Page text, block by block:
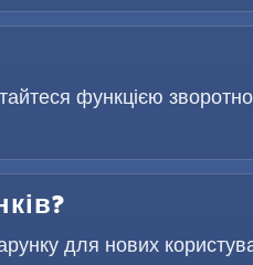
функцією
для нових